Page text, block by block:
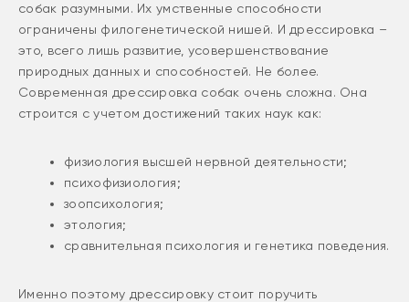
собак разумными. Их умственные способности
ограничены филогенетической нишей. И дрессировка –
это, всего лишь развитие, усовершенствование
природных данных и способностей. Не более.
Современная дрессировка собак очень сложна. Она
строится с учетом достижений таких наук как:
физиология высшей нервной деятельности;
психофизиология;
зоопсихология;
этология;
сравнительная психология и генетика поведения.
Именно поэтому дрессировку стоит поручить